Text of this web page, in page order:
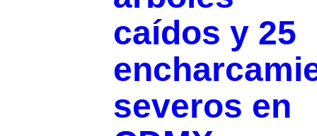
caídos y 25
severos en